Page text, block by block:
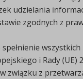
udzielania
zgodnych z
i Rady (UE)
związku z